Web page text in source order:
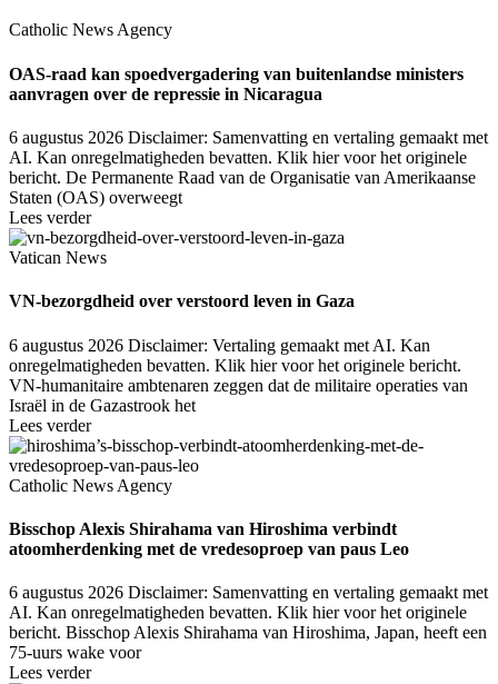
Catholic News Agency
OAS-raad kan spoedvergadering van buitenlandse ministers
aanvragen over de repressie in Nicaragua
6 augustus 2026 Disclaimer: Samenvatting en vertaling gemaakt met
AI. Kan onregelmatigheden bevatten. Klik hier voor het originele
bericht. De Permanente Raad van de Organisatie van Amerikaanse
Staten (OAS) overweegt
Lees verder
Vatican News
VN-bezorgdheid over verstoord leven in Gaza
6 augustus 2026 Disclaimer: Vertaling gemaakt met AI. Kan
onregelmatigheden bevatten. Klik hier voor het originele bericht.
VN-humanitaire ambtenaren zeggen dat de militaire operaties van
Israël in de Gazastrook het
Lees verder
Catholic News Agency
Bisschop Alexis Shirahama van Hiroshima verbindt
atoomherdenking met de vredesoproep van paus Leo
6 augustus 2026 Disclaimer: Samenvatting en vertaling gemaakt met
AI. Kan onregelmatigheden bevatten. Klik hier voor het originele
bericht. Bisschop Alexis Shirahama van Hiroshima, Japan, heeft een
75-uurs wake voor
Lees verder